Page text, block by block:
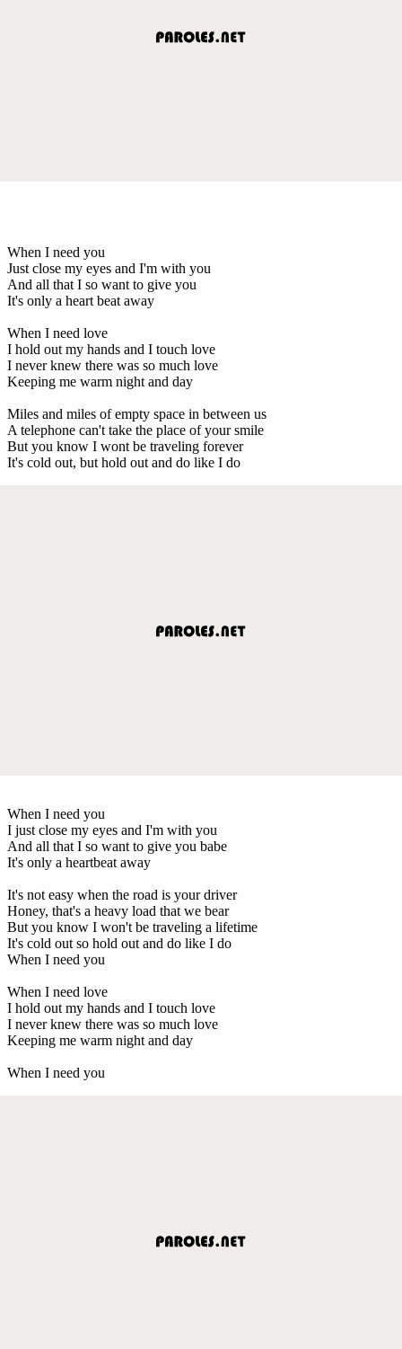
When I need you
Just close my eyes and I'm with you
And all that I so want to give you
It's only a heart beat away
When I need love
I hold out my hands and I touch love
I never knew there was so much love
Keeping me warm night and day
Miles and miles of empty space in between us
A telephone can't take the place of your smile
But you know I wont be traveling forever
It's cold out, but hold out and do like I do
When I need you
I just close my eyes and I'm with you
And all that I so want to give you babe
It's only a heartbeat away
It's not easy when the road is your driver
Honey, that's a heavy load that we bear
But you know I won't be traveling a lifetime
It's cold out so hold out and do like I do
When I need you
When I need love
I hold out my hands and I touch love
I never knew there was so much love
Keeping me warm night and day
When I need you